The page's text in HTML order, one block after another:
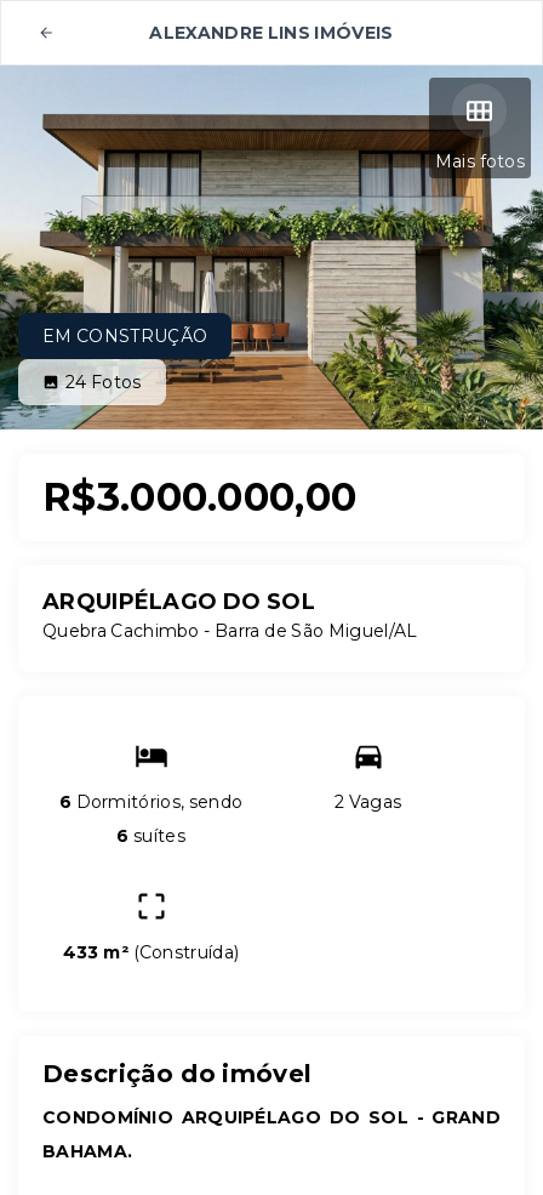
ALEXANDRE LINS IMÓVEIS
Mais fotos
EM CONSTRUÇÃO
24Fotos
R$3.000.000,00
ARQUIPÉLAGO DO SOL
Quebra Cachimbo - Barra de São Miguel/AL
6 Dormitórios, sendo
6 suítes
2 Vagas
433 m² (Construída)
Descrição do imóvel
CONDOMÍNIO ARQUIPÉLAGO DO SOL - GRAND
BAHAMA.